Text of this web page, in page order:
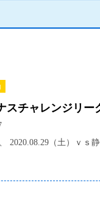
スチャレンジリー
2020.08.29（土）ｖｓ